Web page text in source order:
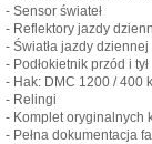
- Sensor świateł
- Reflektory jazdy
- Światła jazdy
- Podłokietnik przód i tył
- Hak: DMC 1200 / 400
- Relingi
- Komplet oryginalnych
- Pełna dokumentacja